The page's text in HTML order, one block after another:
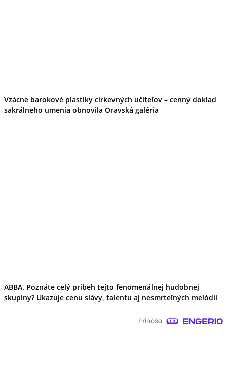
Vzácne barokové plastiky cirkevných učiteľov – cenný doklad
sakrálneho umenia obnovila Oravská galéria
ABBA. Poznáte celý príbeh tejto fenomenálnej hudobnej
skupiny? Ukazuje cenu slávy, talentu aj nesmrteľných melódií